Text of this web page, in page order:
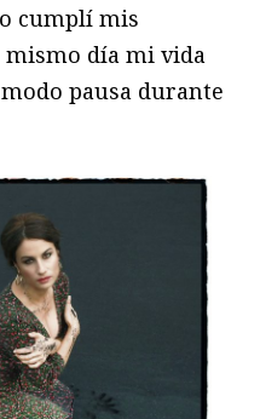
cumplí mis
mismo día mi vida
pausa durante